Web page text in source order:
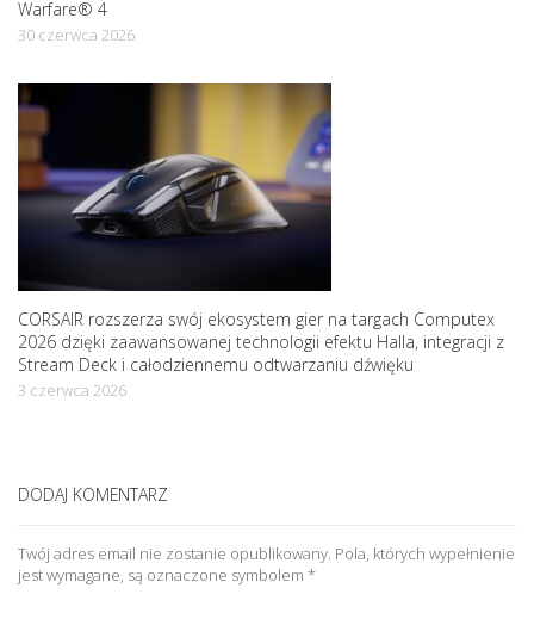
Warfare® 4
30 czerwca 2026
CORSAIR rozszerza swój ekosystem gier na targach Computex
2026 dzięki zaawansowanej technologii efektu Halla, integracji z
Stream Deck i całodziennemu odtwarzaniu dźwięku
3 czerwca 2026
DODAJ KOMENTARZ
Twój adres email nie zostanie opublikowany. Pola, których wypełnienie
jest wymagane, są oznaczone symbolem *